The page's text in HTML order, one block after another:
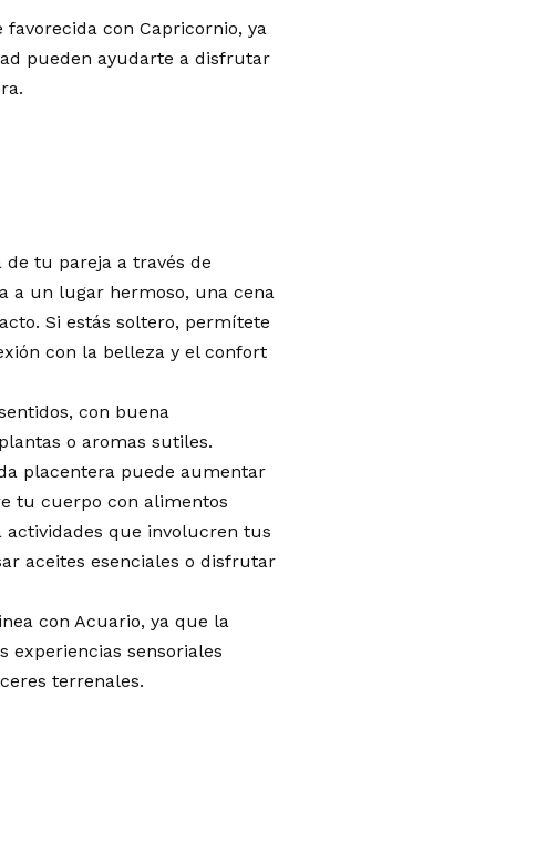
favorecida con Capricornio, ya
pueden ayudarte a disfrutar
tu pareja a través de
a un lugar hermoso, una cena
Si estás soltero, permítete
con la belleza y el confort
con buena
o aromas sutiles.
placentera puede aumentar
tu cuerpo con alimentos
actividades que involucren tus
aceites esenciales o disfrutar
con Acuario, ya que la
experiencias sensoriales
terrenales.